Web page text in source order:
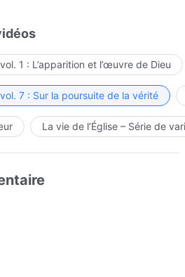
1 : L’apparition et l’œuvre de Dieu
7 : Sur la poursuite de la vérité
La vie de l’Église – Série de